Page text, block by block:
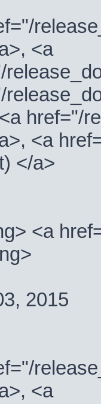
<a
href="/
<a
</a>
<a
2015
<a